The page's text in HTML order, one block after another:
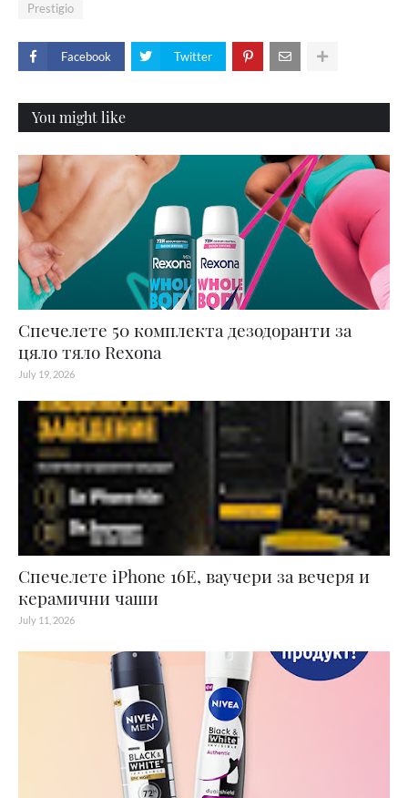
Prestigio
Facebook Twitter
You might like
Спечелете 50 комплекта дезодоранти за
цяло тяло Rexona
July 19, 2026
Спечелете iPhone 16E, ваучери за вечеря и
керамични чаши
July 11, 2026